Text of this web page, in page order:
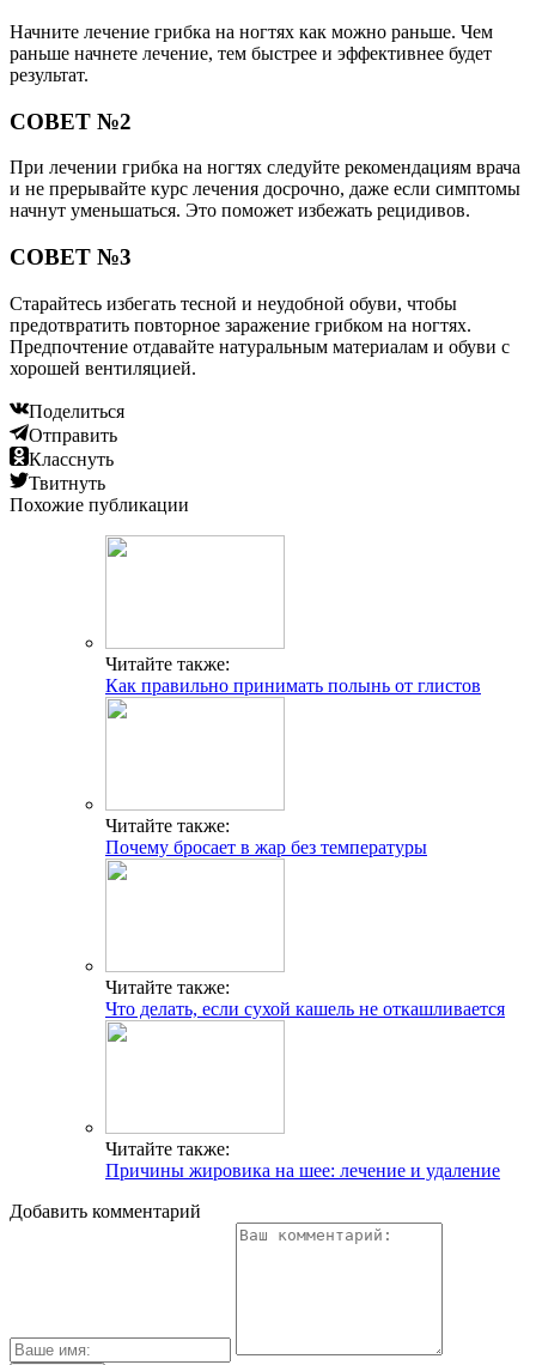
Начните лечение грибка на ногтях как можно раньше. Чем
раньше начнете лечение, тем быстрее и эффективнее будет
результат.
СОВЕТ №2
При лечении грибка на ногтях следуйте рекомендациям врача
и не прерывайте курс лечения досрочно, даже если симптомы
начнут уменьшаться. Это поможет избежать рецидивов.
СОВЕТ №3
Старайтесь избегать тесной и неудобной обуви, чтобы
предотвратить повторное заражение грибком на ногтях.
Предпочтение отдавайте натуральным материалам и обуви с
хорошей вентиляцией.
Поделиться
Отправить
Класснуть
Твитнуть
Похожие публикации
Читайте также:
Как правильно принимать полынь от глистов
Читайте также:
Почему бросает в жар без температуры
Читайте также:
Что делать, если сухой кашель не откашливается
Читайте также:
Причины жировика на шее: лечение и удаление
Добавить комментарий